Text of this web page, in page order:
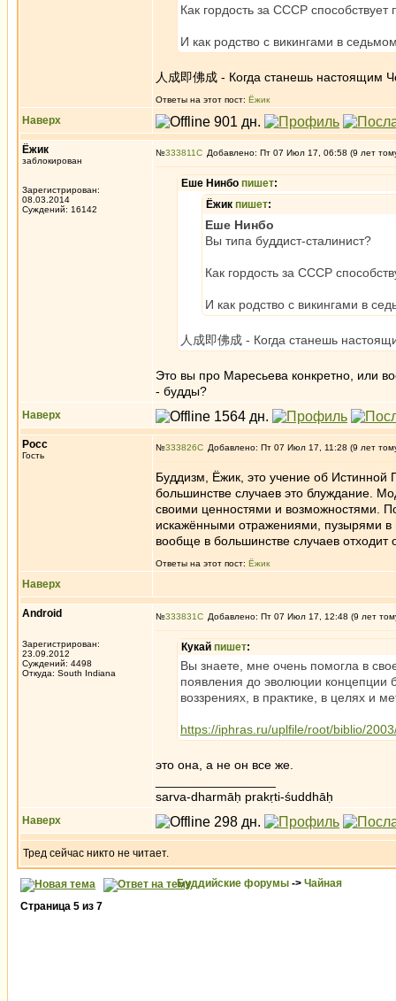
Как гордость за СССР
И как родство с викингами в
人成即佛成 - Когда станешь настоящим
Ответы на этот пост: Ёжик
Наверх
Ёжик
заблокирован
Зарегистрирован:
08.03.2014
Суждений: 16142
№333811 Добавлено: Пт 07 Июл 17, 06:58 (9 лет
Еше Нинбо пишет:
Ёжик пишет:
Еше Нинбо
Вы типа буддист-сталинист?
Как гордость за СССР
И как родство с викингами в
人成即佛成 - Когда станешь
Это вы про Маресьева конкретно, или
- будды?
Наверх
Росс
Гость
№333826 Добавлено: Пт 07 Июл 17, 11:28 (9 лет
Буддизм, Ёжик, это учение об Истинной
большинстве случаев это блуждание.
своими ценностями и возможностями.
искажёнными отражениями, пузырями
вообще в большинстве случаев
Ответы на этот пост: Ёжик
Наверх
Android
Зарегистрирован:
23.09.2012
Суждений: 4498
Откуда: South Indiana
№333831 Добавлено: Пт 07 Июл 17, 12:48 (9 лет
Кукай пишет:
Вы знаете, мне очень помогла в
появления до эволюции концепции
воззрениях, в практике, в целях и
https://iphras.ru/uplfile/root/biblio/
это она, а не он все же.
sarva-dharmāḥ prakṛti-śuddhāḥ
Наверх
Тред сейчас никто не читает.
Буддийские форумы -> Чайная
Страница 5 из 7